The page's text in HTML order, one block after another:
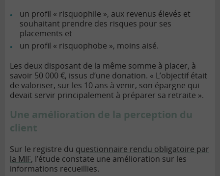
un profil « risquophile », aux revenus élevés et
souhaitant prendre des risques pour ses
placements et
un profil « risquophobe », moins aisé.
Les deux disposant de la même somme à placer, à
savoir 50 000 €, issus d’une donation. « L’objectif était
de valoriser, sur les 10 ans à venir, son épargne qui
devait servir principalement à préparer sa retraite ».
Une amélioration de la perception du
client
Sur le registre du questionnaire rendu obligatoire par
la MIF, l’étude constate une amélioration sur les
informations recueillies.